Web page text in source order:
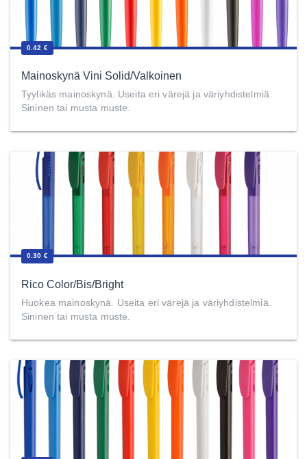
0.42 €
Mainoskynä Vini Solid/Valkoinen
Tyylikäs mainoskynä. Useita eri värejä ja väriyhdistelmiä.
Sininen tai musta muste.
0.30 €
Rico Color/Bis/Bright
Huokea mainoskynä. Useita eri värejä ja väriyhdistelmiä.
Sininen tai musta muste.